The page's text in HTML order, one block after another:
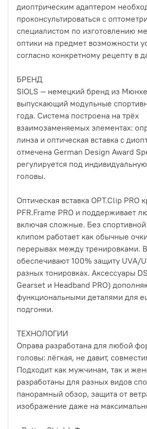
диоптрическим адаптером
проконсультироваться с
специалистом по изготовлению
оптики на предмет возможности
согласно конкретному рецепту в
БРЕНД
SIOLS — немецкий бренд из
выпускающий модульные
года. Система построена на трёх
взаимозаменяемых элементах:
линза и оптическая вставка с
отмечена German Design Award
регулируется под
головы.
Оптическая вставка OPT.Clip PRO
PFR.Frame PRO и поддерживает
включая сложные. Без
клипом работает как обычные
перерывах между тренировками.
обеспечивают 100% защиту UVA/
разных тонировках. Аксессуары
Gearset и Headband PRO)
функциональными деталями для
подгонки.
ТЕХНОЛОГИИ
Оправа разработана для любой
головы: лёгкая, не давит,
Подходит как мужчинам, так и
разработаны для разных видов
панорамный обзор, защита от
изображение даже на